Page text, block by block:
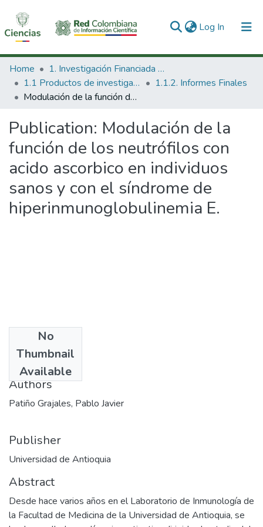
Log In (current)
Communities & Collections
All of DSpace
Home
1. Investigación Financiada con Recursos Públicos
1.1 Productos de investigación
1.1.2. Informes Finales
Modulación de la función de los neutrófilos con acido ascorbico en individuos sanos y con el síndrome de hiperinmunoglobulinemia E.
Publication: Modulación de la
función de los neutrófilos con
acido ascorbico en individuos
sanos y con el síndrome de
hiperinmunoglobulinemia E.
No
Thumbnail
Available
1989
Authors
Patiño Grajales, Pablo Javier
Publisher
Universidad de Antioquia
Abstract
Desde hace varios años en el Laboratorio de Inmunología de
la Facultad de Medicina de la Universidad de Antioquia, se